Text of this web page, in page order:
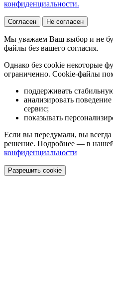
конфиденциальности.
Согласен Не согласен
Мы уважаем Ваш выбор и не
файлы без вашего согласия.
Однако без cookie некоторые
ограниченно. Cookie-файлы
поддерживать
анализировать
сервис;
показывать
Если вы передумали, вы
решение. Подробнее — в
конфиденциальности
Разрешить cookie